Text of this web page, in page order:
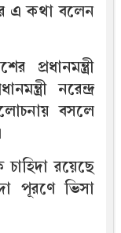
এ কথা বলেন
প্রধানমন্ত্রী
নরেন্দ্র
বসলে
রয়েছে
পূরণে ভিসা